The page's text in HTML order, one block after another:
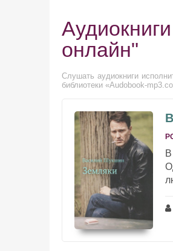
онлайн"
Слушать аудиокниги
библиотеки «Audobook-